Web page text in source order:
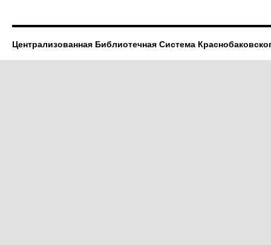
Централизованная Библиотечная Система